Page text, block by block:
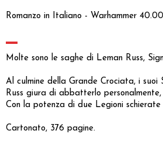
Romanzo in Italiano - Warhammer
Molte sono le saghe di Leman Russ,
Al culmine della Grande Crociata, i
Russ giura di abbatterlo
Con la potenza di due Legioni
Cartonato, 376 pagine.